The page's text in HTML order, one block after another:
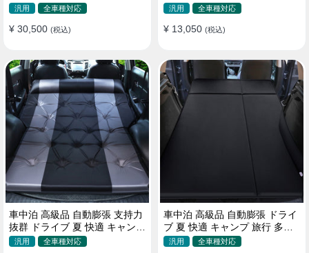
キャンプ 旅行 収納便利 エアー
汎用 全車種対応
¥ 30,500 (税込)
スペース 旅行 エアーベッド
汎用 全車種対応
¥ 13,050 (税込)
車中泊 高級品 自動膨張 支持力
抜群 ドライブ 夏 快適 キャンプ
旅行 省スペース エアーベッド
汎用 全車種対応
車中泊 高級品 自動膨張 ドライ
ブ 夏 快適 キャンプ 旅行 多用
取付簡単 収納便利 エアーベッ
汎用 全車種対応